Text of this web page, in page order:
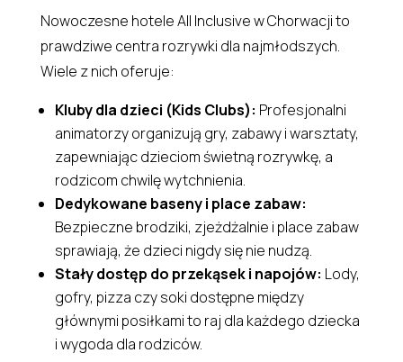
Nowoczesne hotele All Inclusive w Chorwacji to
prawdziwe centra rozrywki dla najmłodszych.
Wiele z nich oferuje:
Kluby dla dzieci (Kids Clubs): Profesjonalni
animatorzy organizują gry, zabawy i warsztaty,
zapewniając dzieciom świetną rozrywkę, a
rodzicom chwilę wytchnienia.
Dedykowane baseny i place zabaw:
Bezpieczne brodziki, zjeżdżalnie i place zabaw
sprawiają, że dzieci nigdy się nie nudzą.
Stały dostęp do przekąsek i napojów: Lody,
gofry, pizza czy soki dostępne między
głównymi posiłkami to raj dla każdego dziecka
i wygoda dla rodziców.